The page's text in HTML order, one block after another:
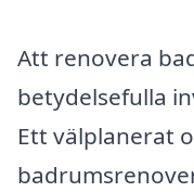
Att renovera
betydelsefulla
Ett välplanerat